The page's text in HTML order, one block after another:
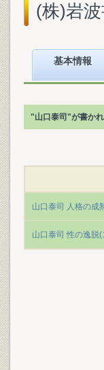
(株)岩
基本情報
"山口泰司"が書かれ
山口泰司 人格の成
山口泰司 性の逸脱